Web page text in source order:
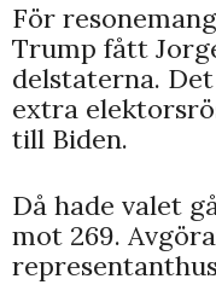
För
Trump fått
delstaterna.
extra
till Biden.
Då hade valet
mot 269.